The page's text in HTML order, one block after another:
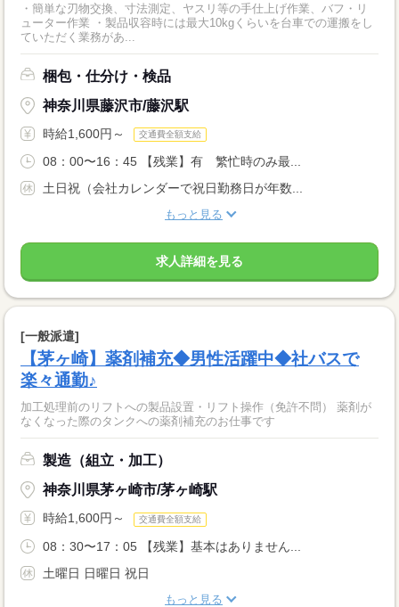
・簡単な刃物交換、寸法測定、ヤスリ等の手仕上げ作業、バフ・リ
ューター作業 ・製品収容時には最大10kgくらいを台車での運搬をし
ていただく業務があ...
梱包・仕分け・検品
神奈川県藤沢市/藤沢駅
時給1,600円～ 交通費全額支給
08：00〜16：45 【残業】有 繁忙時のみ最...
土日祝（会社カレンダーで祝日勤務日が年数...
もっと見る
求人詳細を見る
[一般派遣]
【茅ヶ崎】薬剤補充◆男性活躍中◆社バスで
楽々通勤♪
加工処理前のリフトへの製品設置・リフト操作（免許不問） 薬剤が
なくなった際のタンクへの薬剤補充のお仕事です
製造（組立・加工）
神奈川県茅ヶ崎市/茅ヶ崎駅
時給1,600円～ 交通費全額支給
08：30〜17：05 【残業】基本はありません...
土曜日 日曜日 祝日
もっと見る